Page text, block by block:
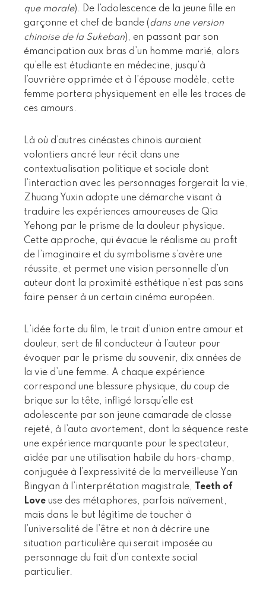
que morale). De l’adolescence de la jeune fille en
garçonne et chef de bande (dans une version
chinoise de la Sukeban), en passant par son
émancipation aux bras d’un homme marié, alors
qu’elle est étudiante en médecine, jusqu’à
l’ouvrière opprimée et à l’épouse modèle, cette
femme portera physiquement en elle les traces de
ces amours.
Là où d’autres cinéastes chinois auraient
volontiers ancré leur récit dans une
contextualisation politique et sociale dont
l’interaction avec les personnages forgerait la vie,
Zhuang Yuxin adopte une démarche visant à
traduire les expériences amoureuses de Qia
Yehong par le prisme de la douleur physique.
Cette approche, qui évacue le réalisme au profit
de l’imaginaire et du symbolisme s’avère une
réussite, et permet une vision personnelle d’un
auteur dont la proximité esthétique n’est pas sans
faire penser à un certain cinéma européen.
L’idée forte du film, le trait d’union entre amour et
douleur, sert de fil conducteur à l’auteur pour
évoquer par le prisme du souvenir, dix années de
la vie d’une femme. A chaque expérience
correspond une blessure physique, du coup de
brique sur la tête, infligé lorsqu’elle est
adolescente par son jeune camarade de classe
rejeté, à l’auto avortement, dont la séquence reste
une expérience marquante pour le spectateur,
aidée par une utilisation habile du hors-champ,
conjuguée à l’expressivité de la merveilleuse Yan
Bingyan à l’interprétation magistrale,
Teeth of
Love use des métaphores, parfois naïvement,
mais dans le but légitime de toucher à
l’universalité de l’être et non à décrire une
situation particulière qui serait imposée au
personnage du fait d’un contexte social
particulier.